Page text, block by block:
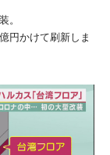
。
円かけて刷新しま